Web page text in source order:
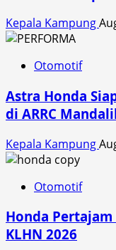
Kepala Kampung
Otomotif
Astra Honda
di ARRC
Kepala Kampung
Otomotif
Honda
KLHN 2026